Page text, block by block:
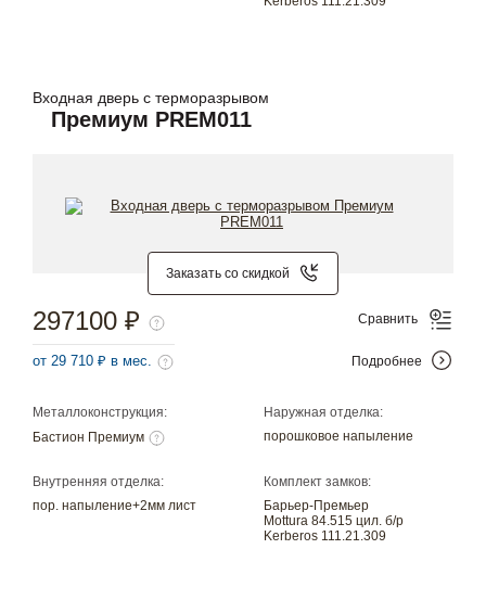
Входная дверь с терморазрывом
Премиум PREM011
Заказать со скидкой
Металлоконструкция:
Бастион Премиум
Наружная отделка:
порошковое напыление
Внутренняя отделка:
пор. напыление+2мм лист
Комплект замков:
Барьер-Премьер
Mottura 84.515 цил. б/р
Kerberos 111.21.309
297100 ₽
от 29 710 ₽ в мес.
Сравнить
Подробнее